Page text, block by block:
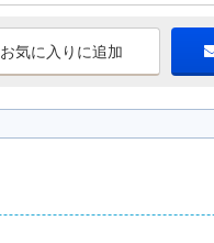
お気に入りに追加